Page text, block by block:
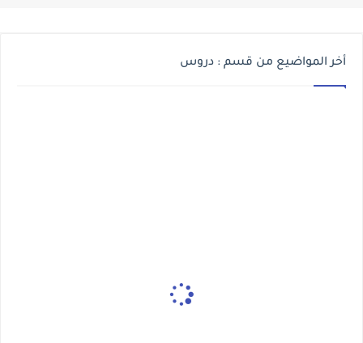
أخر المواضيع من قسم : دروس